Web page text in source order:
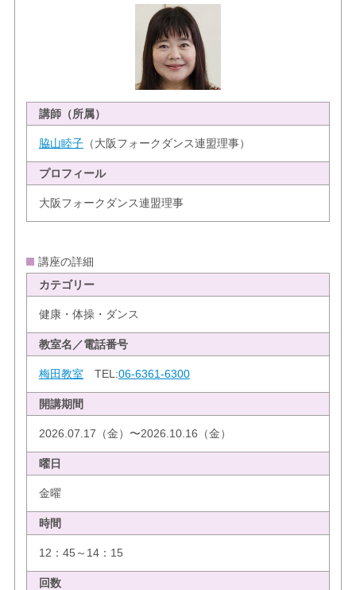
講師（所属）
脇山睦子（大阪フォークダンス連盟理事）
プロフィール
大阪フォークダンス連盟理事
講座の詳細
カテゴリー
健康・体操・ダンス
教室名／電話番号
梅田教室 TEL:06-6361-6300
開講期間
2026.07.17（金）〜2026.10.16（金）
曜日
金曜
時間
12：45～14：15
回数